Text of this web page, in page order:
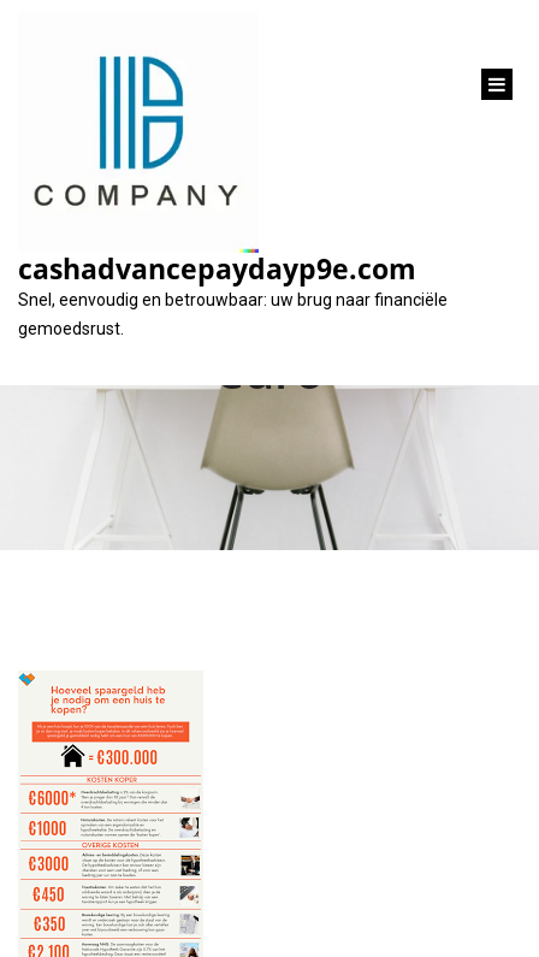
cashadvancepaydayp9e.com
Snel, eenvoudig en betrouwbaar: uw brug naar financiële
gemoedsrust.
Alles wat u moet
weten over een
lening van 300.000
euro